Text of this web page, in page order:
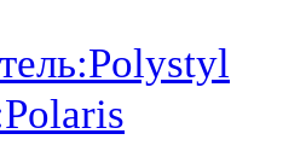
Polystyl
Polaris